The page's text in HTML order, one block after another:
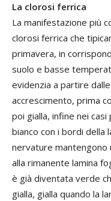
La clorosi ferrica
La manifestazione più
clorosi ferrica che
primavera, in
suolo e basse
evidenzia a partire
accrescimento, prima
poi gialla, infine nei
bianco con i bordi della
nervature mantengono
alla rimanente lamina
è già diventata verde
gialla, gialla quando la